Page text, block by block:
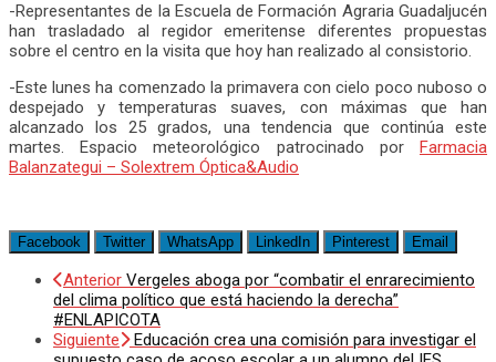
-Representantes de la Escuela de Formación Agraria Guadaljucén
han trasladado al regidor emeritense diferentes propuestas
sobre el centro en la visita que hoy han realizado al consistorio.
-Este lunes ha comenzado la primavera con cielo poco nuboso o
despejado y temperaturas suaves, con máximas que han
alcanzado los 25 grados, una tendencia que continúa este
martes. Espacio meteorológico patrocinado por Farmacia
Balanzategui – Solextrem Óptica&Audio
Facebook Twitter WhatsApp LinkedIn Pinterest Email
Anterior Vergeles aboga por “combatir el enrarecimiento
del clima político que está haciendo la derecha”
#ENLAPICOTA
Siguiente
Educación crea una comisión para investigar el